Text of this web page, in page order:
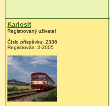
Karloslt
Registrovaný uživatel
Číslo příspěvku: 2336
Registrován: 2-2005